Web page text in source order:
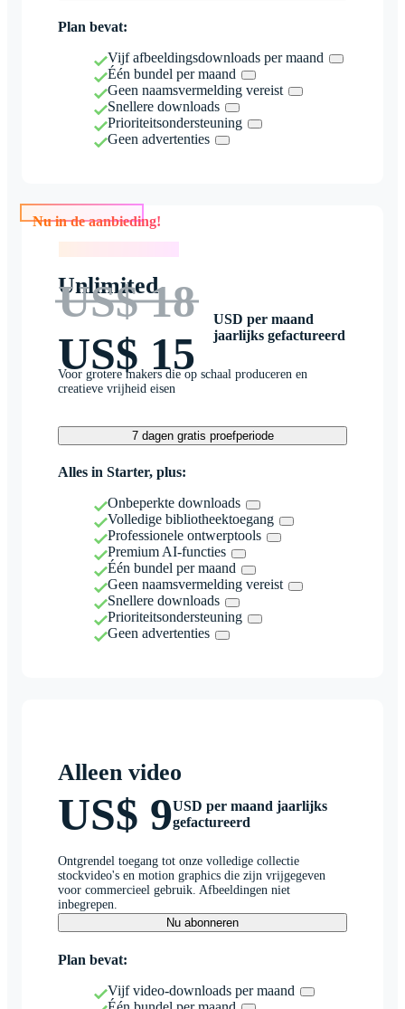
Plan bevat:
Vijf afbeeldingsdownloads per maand
Één bundel per maand
Geen naamsvermelding vereist
Snellere downloads
Prioriteitsondersteuning
Geen advertenties
Nu in de aanbieding!
Unlimited
US$ 18
US$ 15
USD per maand
jaarlijks gefactureerd
Voor grotere makers die op schaal produceren en
creatieve vrijheid eisen
7 dagen gratis proefperiode
Alles in Starter, plus:
Onbeperkte downloads
Volledige bibliotheektoegang
Professionele ontwerptools
Premium AI-functies
Één bundel per maand
Geen naamsvermelding vereist
Snellere downloads
Prioriteitsondersteuning
Geen advertenties
Alleen video
US$ 9USD per maand jaarlijks
gefactureerd
Ontgrendel toegang tot onze volledige collectie
stockvideo's en motion graphics die zijn vrijgegeven
voor commercieel gebruik. Afbeeldingen niet
inbegrepen.
Nu abonneren
Plan bevat:
Vijf video-downloads per maand